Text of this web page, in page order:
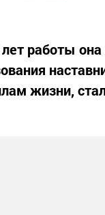
работы
жизни,